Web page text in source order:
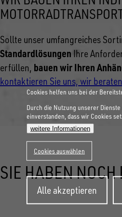
Sollte unser umfangreiches
Standardlösungen Ihre
erfüllen, bauen wir Ihren
kontaktieren Sie uns, wir
SIE HABEN NOCH
Cookies helfen uns bei der
Durch die Nutzung unserer
einverstanden, dass wir Cookies
weitere Informationen
Cookies auswählen
Alle akzeptieren